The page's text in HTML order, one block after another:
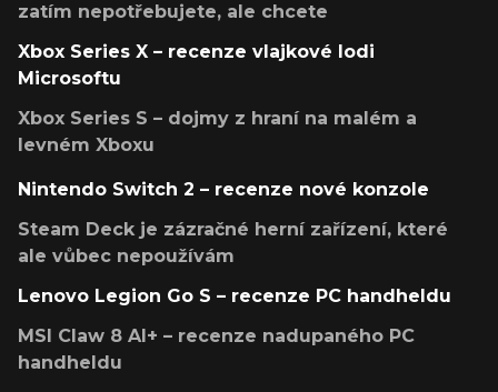
zatím nepotřebujete, ale chcete
Xbox Series X – recenze vlajkové lodi
Microsoftu
Xbox Series S – dojmy z hraní na malém a
levném Xboxu
Nintendo Switch 2 – recenze nové konzole
Steam Deck je zázračné herní zařízení, které
ale vůbec nepoužívám
Lenovo Legion Go S – recenze PC handheldu
MSI Claw 8 AI+ – recenze nadupaného PC
handheldu